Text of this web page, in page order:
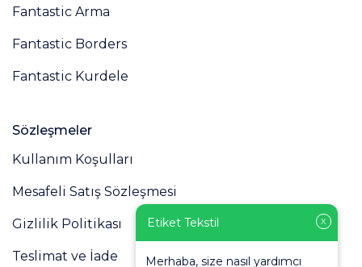
Fantastic Arma
Fantastic Borders
Fantastic Kurdele
Sözleşmeler
Kullanım Koşulları
Mesafeli Satış Sözleşmesi
Gizlilik Politikası
Teslimat ve İade
X
Etiket Tekstil
Merhaba, size nasıl yardımcı